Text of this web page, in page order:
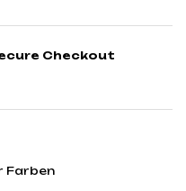
Checkout
Farben